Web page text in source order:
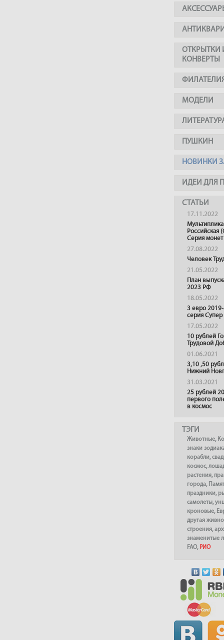
ОТКРЫТКИ
КОНВЕРТЫ
МОДЕЛИ
ПУШКИН
НОВИНКИ
ИДЕИ ДЛЯ
СТАТЬИ
17.11.2022
Российская
Серия монет
27.08.2022
Человек
21.05.2022
План
2023 РФ
18.05.2022
3 евро
серия
17.05.2022
10 рублей
Трудовой
01.06.2021
3,10 ,50
Нижний
31.03.2021
25 рублей
первого
в космос
ТЭГИ
Животные,
знаки
корабли,
космос,
растения,
города,
праздники,
самолеты,
кроновые,
другая
строения,
знаменитые
FAO, РИО